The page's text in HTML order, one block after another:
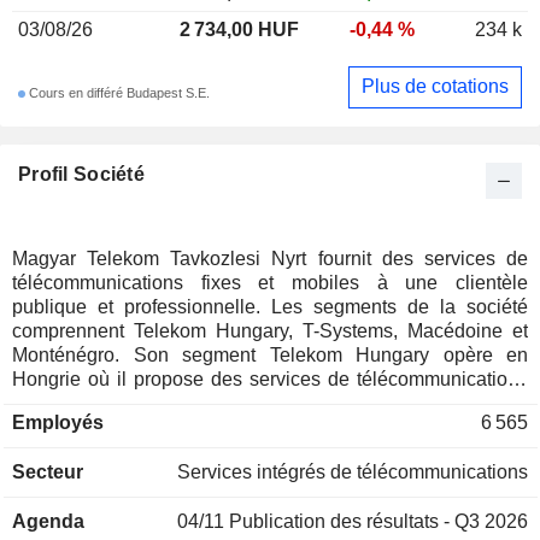
Profil Société
Magyar Telekom Tavkozlesi Nyrt fournit des services de
télécommunications fixes et mobiles à une clientèle
publique et professionnelle. Les segments de la société
comprennent Telekom Hungary, T-Systems, Macédoine et
Monténégro. Son segment Telekom Hungary opère en
Hongrie où il propose des services de télécommunications
détail d'énergie à une clientèle résidentielle et aux petites
également des services de gros aux entreprises et
Hongrie et fournit des services de télécommunications
Employés 6 565
Secteur Services intégrés de télécommunications
Agenda 04/11 Publication des résultats - Q3 2026
03/08/26
2 734,00 HUF -0,44 % 234 k
Cours en différé Budapest S.E. Plus de cotations